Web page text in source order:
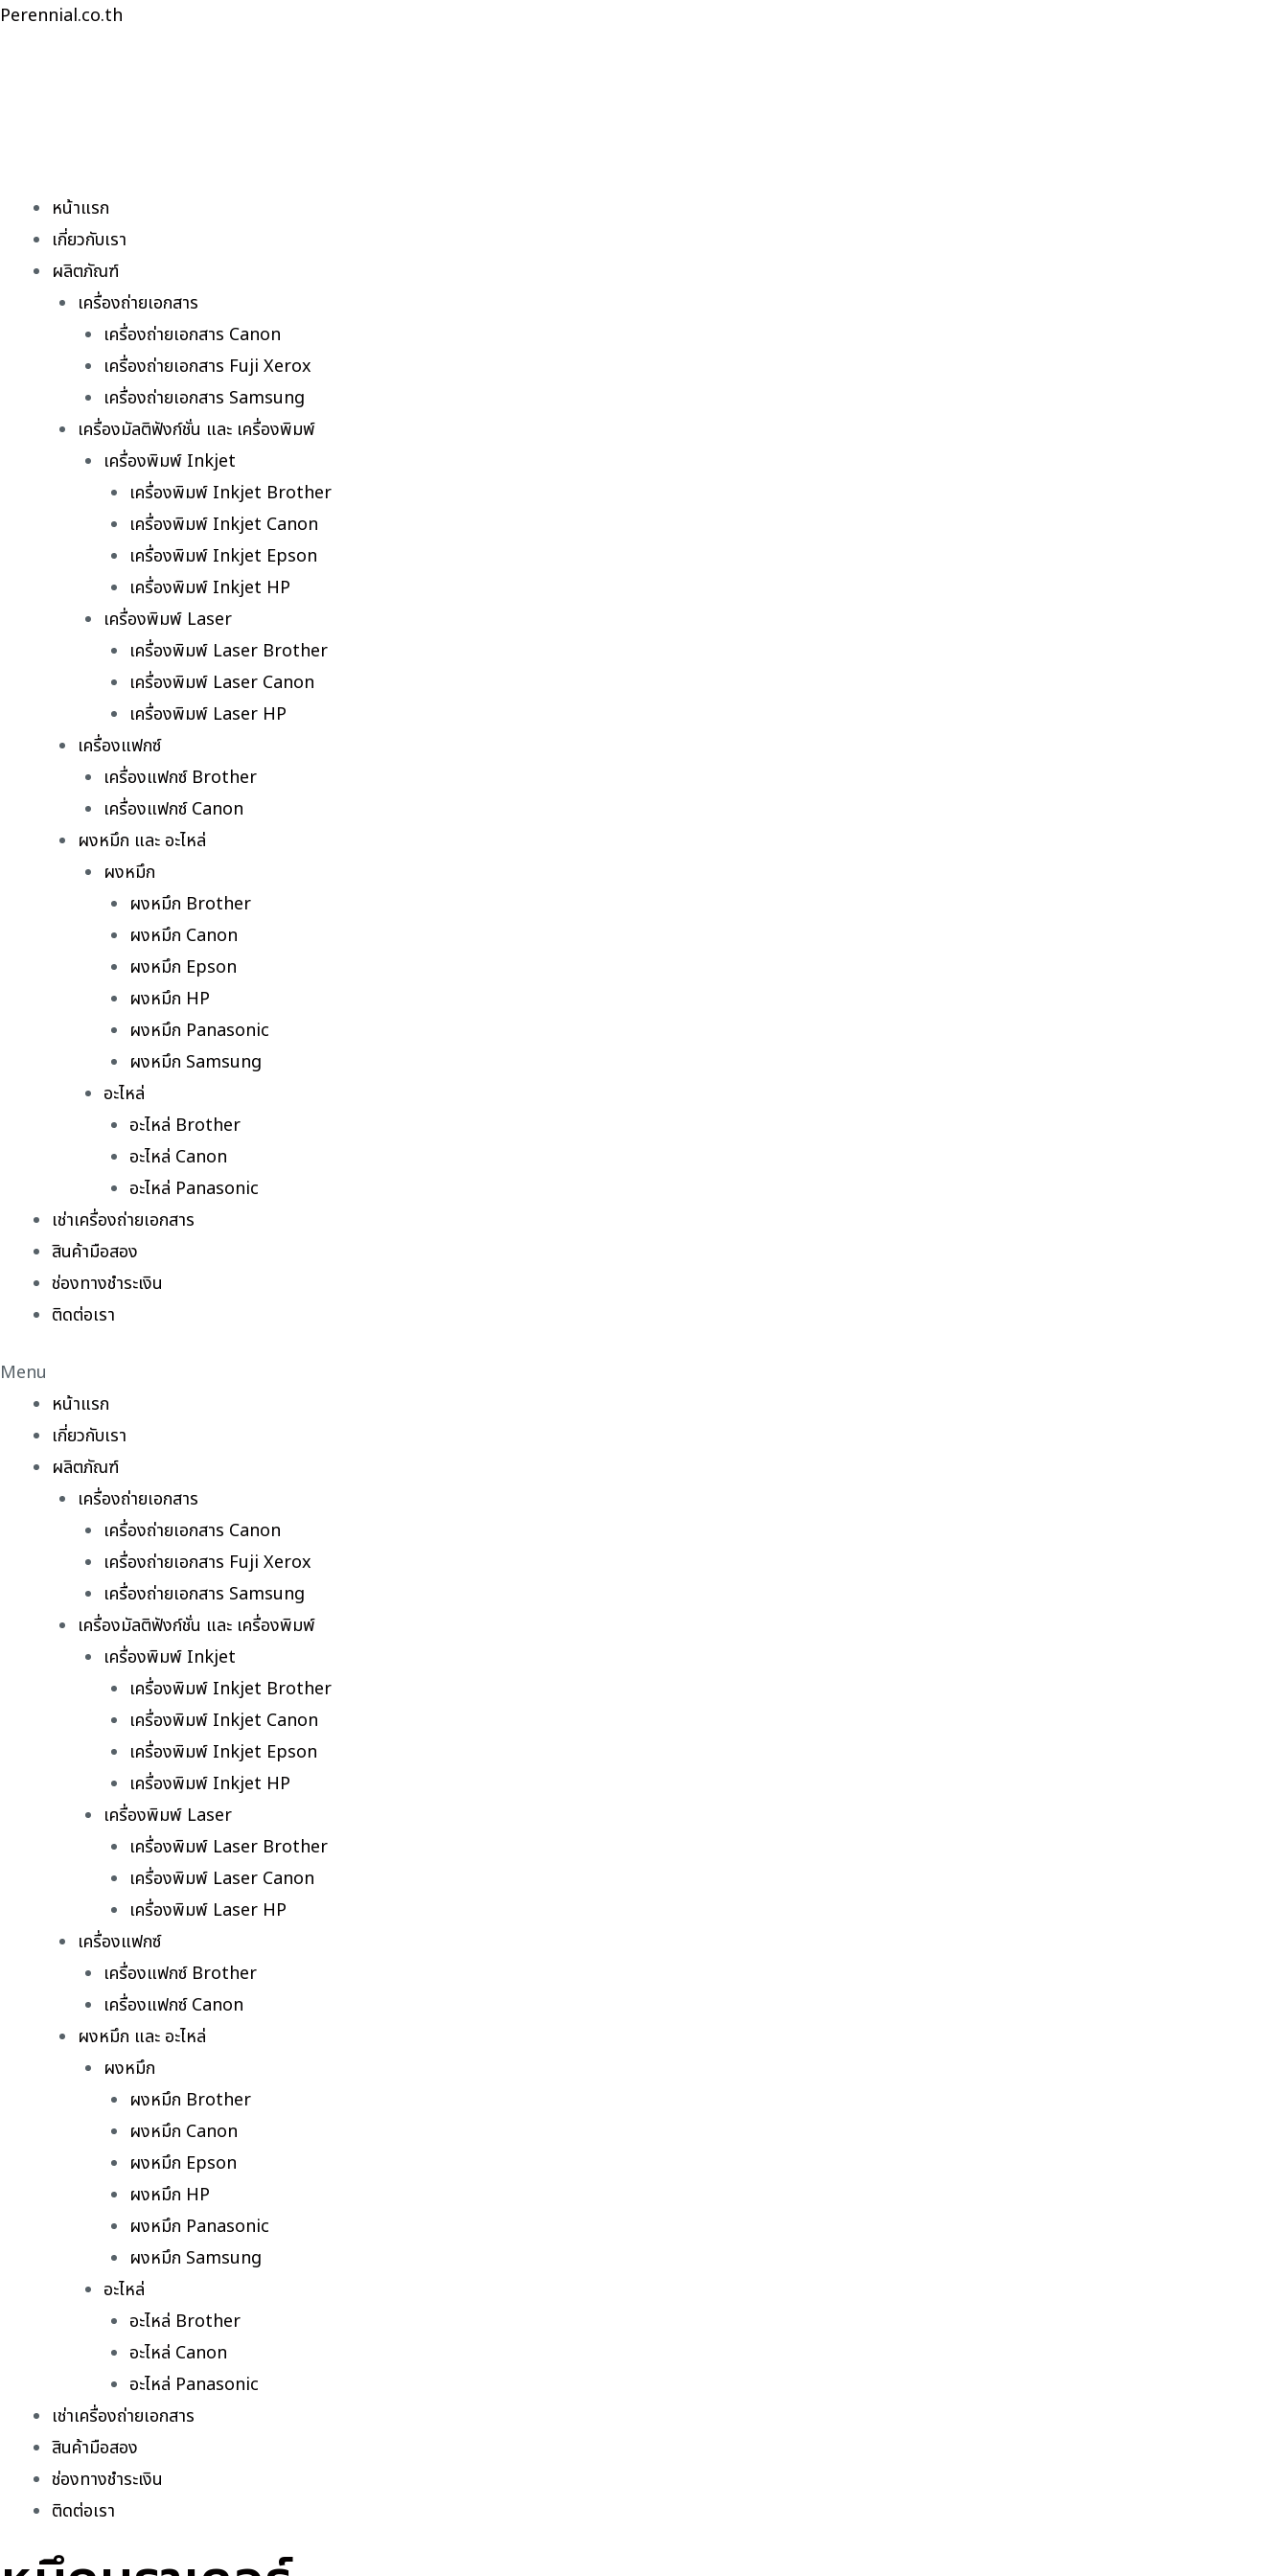
Skip
Perennial.co.th
หน้าแรก
เกี่ยวกับเรา
ผลิตภัณฑ์
เครื่องถ่ายเอกสาร
เครื่องถ่ายเอกสาร Canon
เครื่องถ่ายเอกสาร Fuji Xerox
เครื่องถ่ายเอกสาร Samsung
เครื่องมัลติฟังก์ชั่น และ เครื่องพิมพ์
เครื่องพิมพ์ Inkjet
เครื่องพิมพ์ Inkjet Brother
เครื่องพิมพ์ Inkjet Canon
เครื่องพิมพ์ Inkjet Epson
เครื่องพิมพ์ Inkjet HP
เครื่องพิมพ์ Laser
เครื่องพิมพ์ Laser Brother
เครื่องพิมพ์ Laser Canon
เครื่องพิมพ์ Laser HP
เครื่องแฟกซ์
เครื่องแฟกซ์ Brother
เครื่องแฟกซ์ Canon
ผงหมึก และ อะไหล่
ผงหมึก
ผงหมึก Brother
ผงหมึก Canon
ผงหมึก Epson
ผงหมึก HP
ผงหมึก Panasonic
ผงหมึก Samsung
อะไหล่
อะไหล่ Brother
อะไหล่ Canon
อะไหล่ Panasonic
เช่าเครื่องถ่ายเอกสาร
สินค้ามือสอง
ช่องทางชำระเงิน
ติดต่อเรา
Menu
หน้าแรก
เกี่ยวกับเรา
ผลิตภัณฑ์
เครื่องถ่ายเอกสาร
เครื่องถ่ายเอกสาร Canon
เครื่องถ่ายเอกสาร Fuji Xerox
เครื่องถ่ายเอกสาร Samsung
เครื่องมัลติฟังก์ชั่น และ เครื่องพิมพ์
เครื่องพิมพ์ Inkjet
เครื่องพิมพ์ Inkjet Brother
เครื่องพิมพ์ Inkjet Canon
เครื่องพิมพ์ Inkjet Epson
เครื่องพิมพ์ Inkjet HP
เครื่องพิมพ์ Laser
เครื่องพิมพ์ Laser Brother
เครื่องพิมพ์ Laser Canon
เครื่องพิมพ์ Laser HP
เครื่องแฟกซ์
เครื่องแฟกซ์ Brother
เครื่องแฟกซ์ Canon
ผงหมึก และ อะไหล่
ผงหมึก
ผงหมึก Brother
ผงหมึก Canon
ผงหมึก Epson
ผงหมึก HP
ผงหมึก Panasonic
ผงหมึก Samsung
อะไหล่
อะไหล่ Brother
อะไหล่ Canon
อะไหล่ Panasonic
เช่าเครื่องถ่ายเอกสาร
สินค้ามือสอง
ช่องทางชำระเงิน
ติดต่อเรา